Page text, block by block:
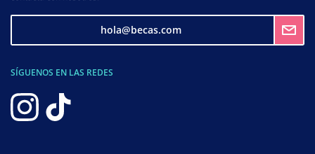
hola@becas.com
SÍGUENOS EN LAS REDES